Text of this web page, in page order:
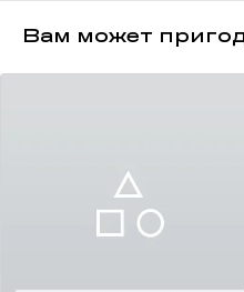
Вам может